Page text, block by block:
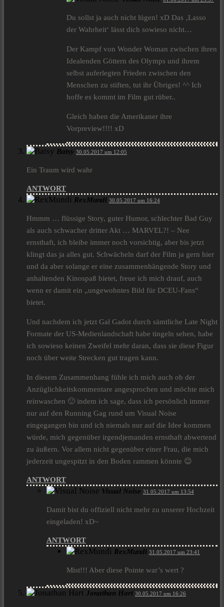
Du sollst ja auch nicht lügen! xD Das ‚Lasso
der Wahrheit‘ lässt dich sowieso nicht…
Der Kampf von Wonder Woman zwischen ihren
Idealenden Göttern des Olymps und ihrem
selbst auferlegten Frieden zwischen den
Menschen zu stiften, tut ihr Übriges! ^^ Ich
hoffe es kommt im Film gut rüber..
Gleich haben die Amerikaner ihre
Vorpreview!!!! xD
Batsy 30.05.2017 um 12:05
Ein Traum wird wahr
ANTWORT
RexMundi 30.05.2017 um 16:24
Hmmm … flüssige Story, guter Humor, schlechter Bad Guy
als auch schwacher dritter Akt … MARVEL?! – Nee
ernsthaft, ich bleibe immer noch vorsichtig, aber bis jetzt
klingt das ja alles gut. Schwächeln darf der Film ja gern hier
und da aber solange er eine zusammenhängende Story und
anhaltenden Kinospaß bietet, freue ich mich drauf, auch
wenn er damit ein „ungewohntes Bild für DCEU-Fans“
bietet.
Und nachdem ich jetzt Gal Gadot durch sämtliche Late Night
Formate der US-Medienlandschaft habe tingeln sehen, habe
ich sowieso keinen Zweifel mehr daran, dass sie diese Figur
noch über weite Strecken gut tragen kann.
In diesem Zusammenhang fühle ich mich auch ob der
Anzüglichkeitskommentare angesprochen und möchte mich
reinwaschen 🙂 indem ich sage, dass ich persönlich immer
nur auf den Running Gag rund um Visual Noise
eingegangen bin und ich niemals nur auf die Idee kommen
würde, mich gegenüber irgendjemanden ernsthaft abwertend
zu äußern. Vor allem nicht gegenüber einer Frau, die mich
jederzeit ungespitzt in den Boden rammen könnte 😉
ANTWORT
Visual Noise 31.05.2017 um 13:54
Damit bist du offiziell nicht mehr zu unserer Hochzeit
eingeladen! xD~
ANTWORT
RexMundi 31.05.2017 um 23:41
Mist!!! Aber diese Pointe war’s wert ?
Jonathan Hart 30.05.2017 um 16:26